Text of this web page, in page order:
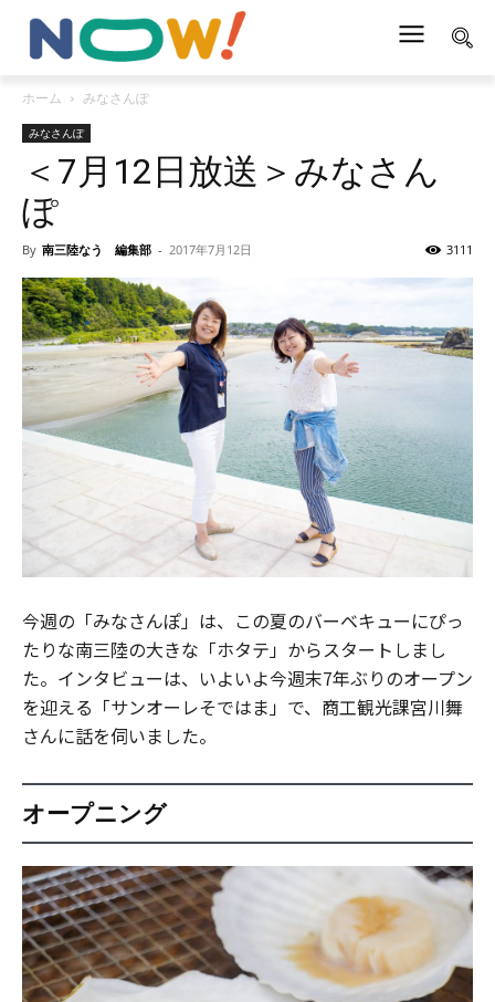
ホーム みなさんぽ
みなさんぽ
＜7月12日放送＞みなさん
ぽ
By 南三陸なう 編集部 - 2017年7月12日 3111
今週の「みなさんぽ」は、この夏のバーベキューにぴっ
たりな南三陸の大きな「ホタテ」からスタートしまし
た。インタビューは、いよいよ今週末7年ぶりのオープン
を迎える「サンオーレそではま」で、商工観光課宮川舞
さんに話を伺いました。
オープニング